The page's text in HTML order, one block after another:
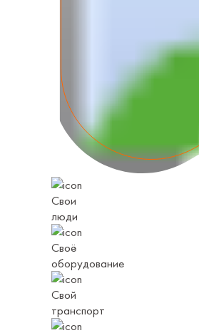
Свои
люди
Своё
оборудование
Свой
транспорт